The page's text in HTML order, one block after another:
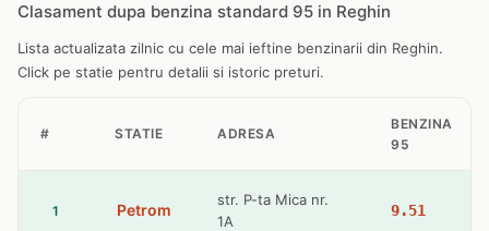
Clasament dupa benzina standard 95 in Reghin
Lista actualizata zilnic cu cele mai ieftine benzinarii din Reghin.
Click pe statie pentru detalii si istoric preturi.
# STATIE ADRESA
BENZINA
95
1 Petrom
str. P-ta Mica nr.
1A
9.51